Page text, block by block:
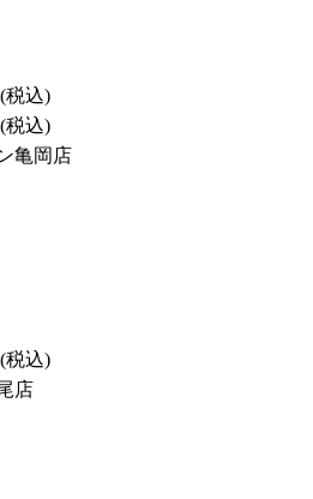
(税込)
(税込)
亀岡店
(税込)
店